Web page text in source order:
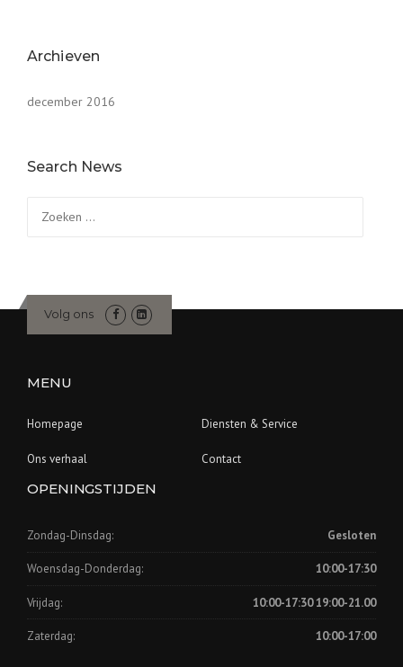
Archieven
december 2016
Search News
naar:
Volg ons
MENU
Homepage Diensten & Service
Ons verhaal Contact
OPENINGSTIJDEN
Zondag-Dinsdag: Gesloten
Woensdag-Donderdag: 10:00-17:30
Vrijdag: 10:00-17:30 19:00-21.00
Zaterdag: 10:00-17:00